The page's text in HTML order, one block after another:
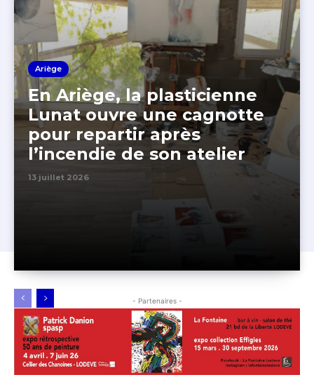
Ariège
En Ariège, la plasticienne
Lunat ouvre une cagnotte
pour repartir après
l’incendie de son atelier
13 juillet 2026
- Partenaires -